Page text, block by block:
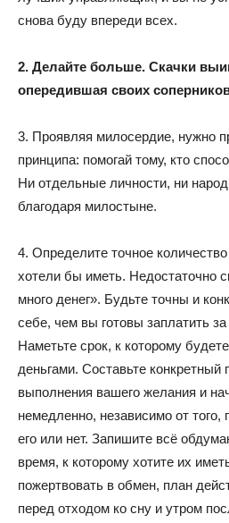
снова буду впереди всех.
2. Делайте больше. Скачки
опередившая своих
3. Проявляя милосердие, нужно
принципа: помогай тому, кто
Ни отдельные личности, ни
благодаря милостыне.
4. Определите точное количество
хотели бы иметь. Недостаточно
много денег». Будьте точны и
себе, чем вы готовы заплатить
Наметьте срок, к которому
деньгами. Составьте конкретный
выполнения вашего желания и
немедленно, независимо от того,
его или нет. Запишите всё
время, к которому хотите их
пожертвовать в обмен, план
перед отходом ко сну и утром